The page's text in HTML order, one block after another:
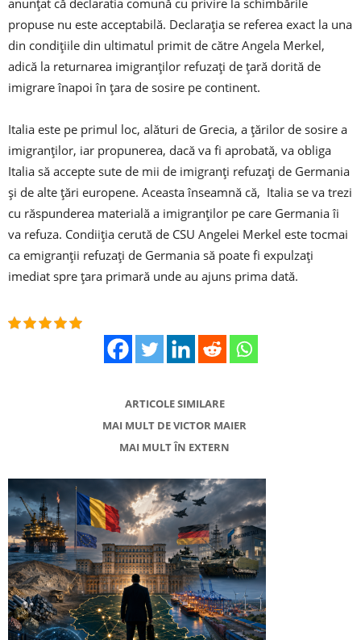
propuse nu este acceptabilă. Declarația se referea exact la una
din condițiile din ultimatul primit de către Angela Merkel,
adică la returnarea imigranților refuzați de țară dorită de
imigrare înapoi în țara de sosire pe continent.
Italia este pe primul loc, alături de Grecia, a țărilor de sosire a
imigranților, iar propunerea, dacă va fi aprobată, va obliga
Italia să accepte sute de mii de imigranți refuzați de Germania
și de alte țări europene. Aceasta înseamnă că, Italia se va trezi
cu răspunderea materială a imigranților pe care Germania îi
va refuza. Condiiția cerută de CSU Angelei Merkel este tocmai
ca emigranții refuzați de Germania să poate fi expulzați
imediat spre țara primară unde au ajuns prima dată.
ARTICOLE SIMILARE
MAI MULT DE VICTOR MAIER
MAI MULT ÎN EXTERN